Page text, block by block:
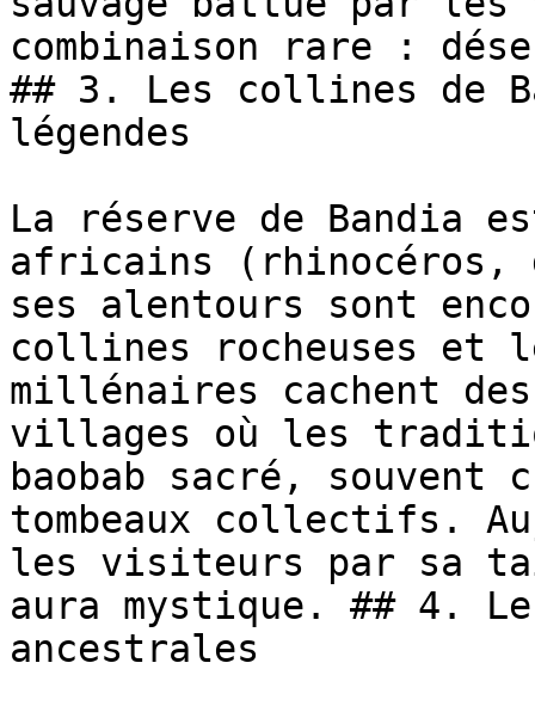
combinaison rare :
## 3. Les collines de
légendes
La réserve de Bandia
africains (rhinocéros,
ses alentours sont
collines rocheuses et
millénaires cachent
villages où les
baobab sacré,
tombeaux collectifs.
les visiteurs par sa
aura mystique. ## 4.
ancestrales